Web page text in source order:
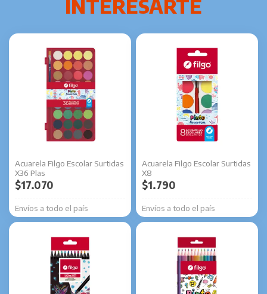
Acuarela Filgo Escolar Surtidas
X36 Plas
Envíos a todo el país
$17.070
Acuarela Filgo Escolar Surtidas
X8
Envíos a todo el país
$1.790